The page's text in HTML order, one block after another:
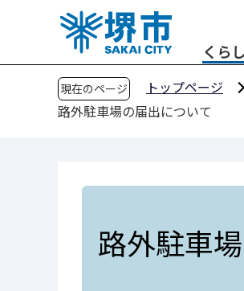
くら
現在のページ トップページ
路外駐車場の届出について
路外駐車